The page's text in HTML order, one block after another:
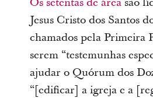
Jesus Cristo dos Santos
chamados pela Primeira
serem “testemunhas
ajudar o Quórum dos
“[edificar] a igreja e a